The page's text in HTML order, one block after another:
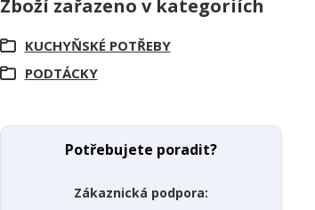
Zboží zařazeno v kategoriích
KUCHYŇSKÉ POTŘEBY
PODTÁCKY
Potřebujete poradit?
Zákaznická podpora: